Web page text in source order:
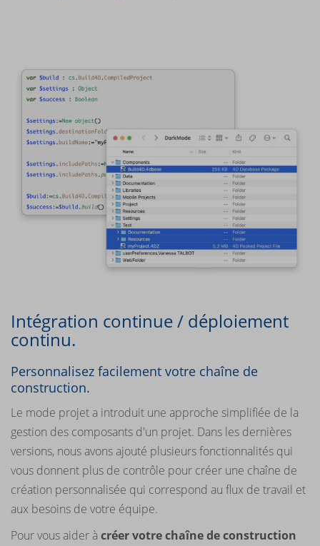
Intégration continue / déploiement
continu.
Personnalisez facilement votre chaîne de
construction.
Le mode projet a introduit une approche simplifiée de la
gestion des composants d'un projet. Dans les dernières
versions, nous avons ajouté plusieurs fonctionnalités qui
vous donnent plus de contrôle pour créer une chaîne de
création personnalisée qui correspond au flux de travail et
aux besoins de votre équipe.
Pour vous aider à créer votre chaîne de construction